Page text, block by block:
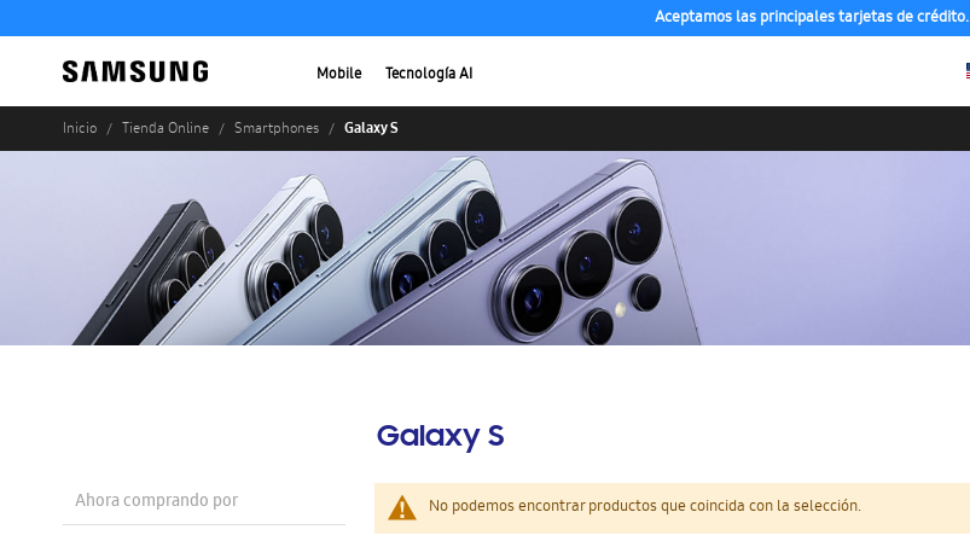
Aceptamos las principales tarjetas de crédito.
Mobile Tecnología AI
Inicio Tienda Online Smartphones Galaxy S
Galaxy S
No podemos encontrar productos que coincida con la selección.
Ahora comprando por